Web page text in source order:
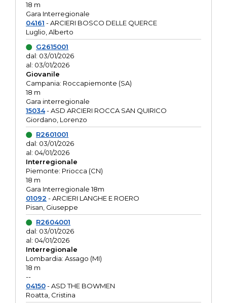
18 m
Gara Interregionale
04161 - ARCIERI BOSCO DELLE QUERCE
Luglio, Alberto
G2615001
dal: 03/01/2026
al: 03/01/2026
Giovanile
Campania: Roccapiemonte (SA)
18 m
Gara interregionale
15034- ASD ARCIERI ROCCA SAN QUIRICO
Giordano, Lorenzo
R2601001
dal: 03/01/2026
al: 04/01/2026
Interregionale
Piemonte: Priocca (CN)
18 m
Gara Interregionale 18m
01092 - ARCIERI LANGHE E ROERO
Pisan, Giuseppe
R2604001
dal: 03/01/2026
al: 04/01/2026
Interregionale
Lombardia: Assago (MI)
18 m
--
04150- ASD THE BOWMEN
Roatta, Cristina